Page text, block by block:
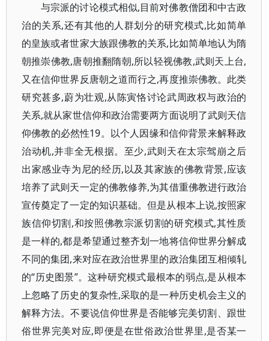
与宗派的讨论模式相似,目前对佛教僧团和中古政
治的关系,还有其他的人群划分的研究模式,比如简单
的皇族或者世家大族跟佛教的关系,比如简单地认为隋
朝推崇佛教,唐朝推翻隋朝,所以轻视佛教,武则天上台,
又在信仰世界反唐朝之道而行之,再度推崇佛教。此类
研究甚多,蔚为壮观,从陈寅恪讨论武周政权与政治的
关系,就从家世信仰和政治需要两方面说明了武则天信
仰佛教的必然性19。以个人因缘和信仰背景来解释政
治动机,并非全无根据。至少,武则天在太宗驾崩之后
出家感业寺为尼的经历,以及其家族的佛教背景,应该
培养了武则天一定的佛教修养,为其借重佛教进行政治
宣传奠定了一定的知识基础。但是从根本上说,按照家
族信仰切割,和按照佛教宗派切割的研究模式,其性质
是一样的,都是希望通过整齐划一地将信仰世界分解成
不同的集团,来对应在政治世界里的政治集团互相倾轧
的“历史图景”。这种研究模式最根本的弱点,是从根本
上忽略了历史的复杂性,采取的是一种历史机会主义的
解释方法。不要说信仰世界是否能够完美切割、跟世
俗世界完美对应,即便是在世俗政治世界里,是否某一